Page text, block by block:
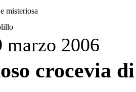
misteriosa
marzo 2006
crocevia